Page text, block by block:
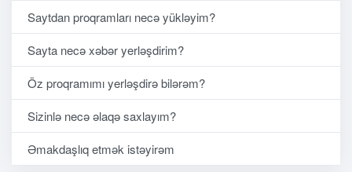
Saytdan proqramları necə yükləyim?
Sayta necə xəbər yerləşdirim?
Öz proqramımı yerləşdirə bilərəm?
Sizinlə necə əlaqə saxlayım?
Əmakdaşlıq etmək istəyirəm